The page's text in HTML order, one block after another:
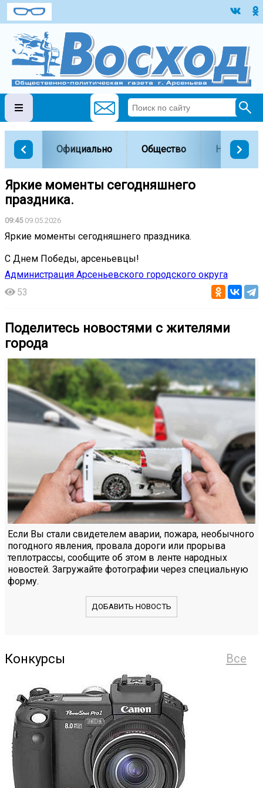
Официально Общество Наука и
Яркие моменты сегодняшнего
праздника.
09:4509.05.2026
Яркие моменты сегодняшнего праздника.
С Днем Победы, арсеньевцы!
Администрация Арсеньевского городского округа
53
Поделитесь новостями с жителями
города
Если Вы стали свидетелем аварии, пожара, необычного
погодного явления, провала дороги или прорыва
теплотрассы, сообщите об этом в ленте народных
новостей. Загружайте фотографии через специальную
форму.
ДОБАВИТЬ НОВОСТЬ
Все
Конкурсы